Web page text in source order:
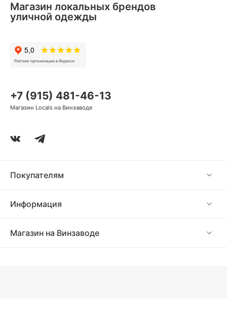
Покупателям
Информация
Магазин на Винзаводе
+7 (915) 481-46-13
Магазин Locals на Винзаводе
Магазин локальных брендов
уличной одежды